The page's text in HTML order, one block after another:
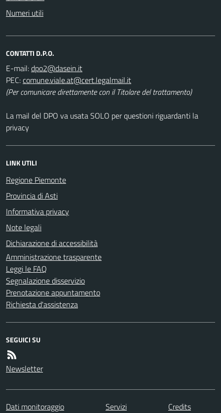
Numeri utili
CONTATTI D.P.O.
E-mail:
PEC:
(Per comunicare direttamente con il Titolare del trattamento)
La mail del DPO va usata SOLO per questioni riguardanti la
privacy
LINK UTILI
Regione Piemonte
Provincia di Asti
Informativa privacy
Note legali
Dichiarazione di accessibilità
Amministrazione trasparente
Leggi le FAQ
Segnalazione disservizio
Prenotazione appuntamento
Richiesta d'assistenza
SEGUICI SU
Newsletter
Dati monitoraggio Servizi
Credits